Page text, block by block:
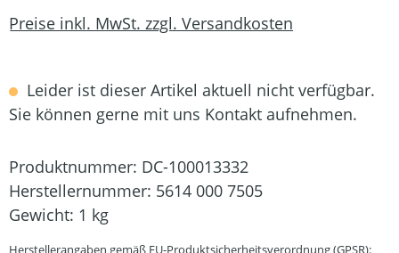
Preise inkl. MwSt. zzgl. Versandkosten
Leider ist dieser Artikel aktuell nicht verfügbar.
Sie können gerne mit uns Kontakt aufnehmen.
Produktnummer: DC-100013332
Herstellernummer: 5614 000 7505
Gewicht: 1 kg
Herstellerangaben gemäß EU-Produktsicherheitsverordnung (GPSR):